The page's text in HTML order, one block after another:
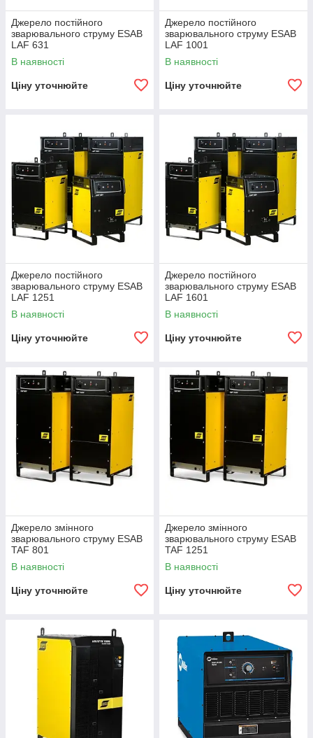
Джерело постійного
зварювального струму ESAB
LAF 631
В наявності
Ціну уточнюйте
Джерело постійного
зварювального струму ESAB
LAF 1001
В наявності
Ціну уточнюйте
Джерело постійного
зварювального струму ESAB
LAF 1251
В наявності
Ціну уточнюйте
Джерело постійного
зварювального струму ESAB
LAF 1601
В наявності
Ціну уточнюйте
Джерело змінного
зварювального струму ESAB
TAF 801
В наявності
Ціну уточнюйте
Джерело змінного
зварювального струму ESAB
TAF 1251
В наявності
Ціну уточнюйте